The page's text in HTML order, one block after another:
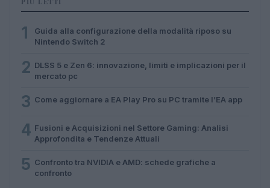
1
Guida alla configurazione della modalità riposo su
Nintendo Switch 2
2 DLSS 5 e Zen 6: innovazione, limiti e implicazioni per il
mercato pc
3 Come aggiornare a EA Play Pro su PC tramite l’EA app
4 Fusioni e Acquisizioni nel Settore Gaming: Analisi
Approfondita e Tendenze Attuali
5 Confronto tra NVIDIA e AMD: schede grafiche a
confronto